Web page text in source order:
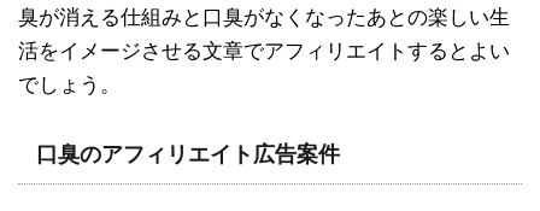
臭が消える仕組みと口臭がなくなったあとの楽しい生
活をイメージさせる文章でアフィリエイトするとよい
でしょう。
口臭のアフィリエイト広告案件